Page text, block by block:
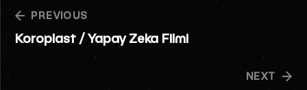
PREVIOUS
Koroplast / Yapay Zeka Filmi
NEXT